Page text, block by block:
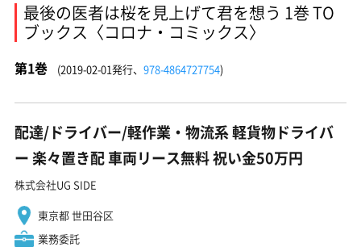
最後の医者は桜を見上げて君を想う 1巻 TO
ブックス〈コロナ・コミックス〉
第1巻 (2019-02-01発行、 978-4864727754)
配達/ドライバー/軽作業・物流系 軽貨物ドライバ
ー 楽々置き配 車両リース無料 祝い金50万円
株式会社UG SIDE
東京都 世田谷区
業務委託